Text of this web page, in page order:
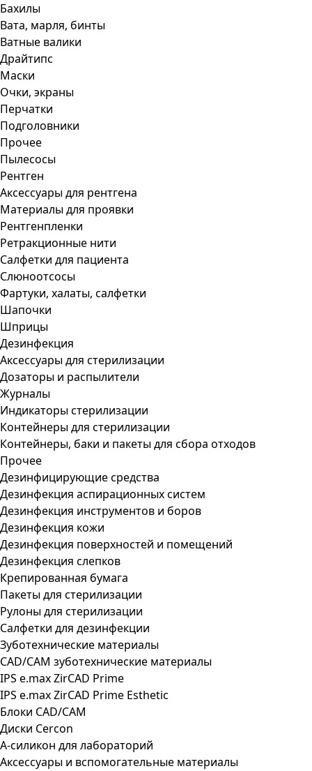
Бахилы
Вата, марля, бинты
Ватные валики
Драйтипс
Маски
Очки, экраны
Перчатки
Подголовники
Прочее
Пылесосы
Рентген
Аксессуары для рентгена
Материалы для проявки
Рентгенпленки
Ретракционные нити
Салфетки для пациента
Слюноотсосы
Фартуки, халаты, салфетки
Шапочки
Шприцы
Дезинфекция
Аксессуары для стерилизации
Дозаторы и распылители
Журналы
Индикаторы стерилизации
Контейнеры для стерилизации
Контейнеры, баки и пакеты для сбора отходов
Прочее
Дезинфицирующие средства
Дезинфекция аспирационных систем
Дезинфекция инструментов и боров
Дезинфекция кожи
Дезинфекция поверхностей и помещений
Дезинфекция слепков
Крепированная бумага
Пакеты для стерилизации
Рулоны для стерилизации
Салфетки для дезинфекции
Зуботехнические материалы
CAD/CAM зуботехнические материалы
IPS e.max ZirCAD Prime
IPS e.max ZirCAD Prime Esthetic
Блоки CAD/CAM
Диски Cercon
А-силикон для лабораторий
Аксессуары и вспомогательные материалы